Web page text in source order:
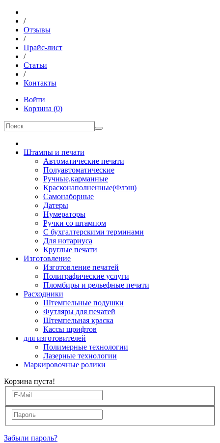
/
Отзывы
/
Прайс-лист
/
Статьи
/
Контакты
Войти
Корзина (0)
Штампы и печати
Автоматические печати
Полуавтоматические
Ручные,карманные
Красконаполненные(Флэш)
Самонаборные
Датеры
Нумераторы
Ручки со штампом
С бухгалтерскими терминами
Для нотариуса
Круглые печати
Изготовление
Изготовление печатей
Полиграфические услуги
Пломбиры и рельефные печати
Расходники
Штемпельные подушки
Футляры для печатей
Штемпельная краска
Кассы шрифтов
для изготовителей
Полимерные технологии
Лазерные технологии
Маркировочные ролики
Корзина пуста!
Забыли пароль?